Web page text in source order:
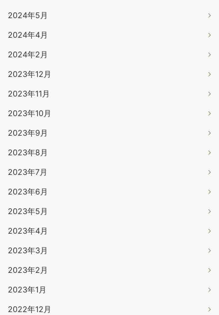
2024年5月
2024年4月
2024年2月
2023年12月
2023年11月
2023年10月
2023年9月
2023年8月
2023年7月
2023年6月
2023年5月
2023年4月
2023年3月
2023年2月
2023年1月
2022年12月